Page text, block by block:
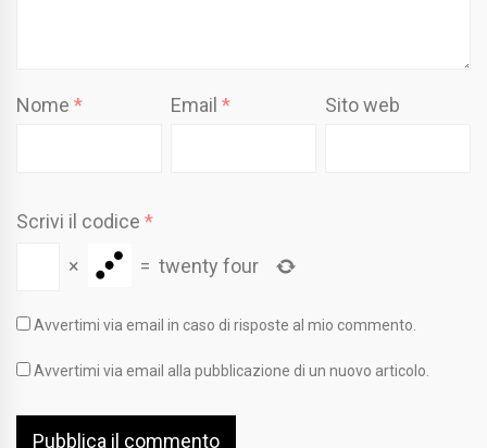
Nome * Email* Sito web
Scrivi il codice *
×
= twenty four
Avvertimi via email in caso di risposte al mio commento.
Avvertimi via email alla pubblicazione di un nuovo articolo.